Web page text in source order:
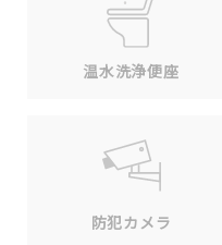
温水洗浄便座
防犯カメラ